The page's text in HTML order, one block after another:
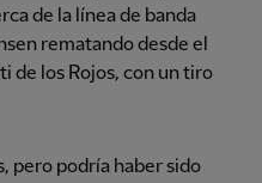
de la línea de banda
rematando desde el
de los Rojos, con un tiro
pero podría haber sido